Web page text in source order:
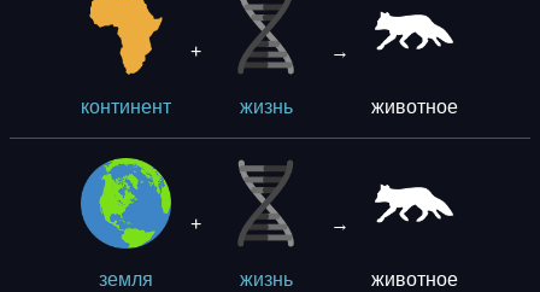
континент
+
жизнь
→
животное
земля
+
жизнь
→
животное